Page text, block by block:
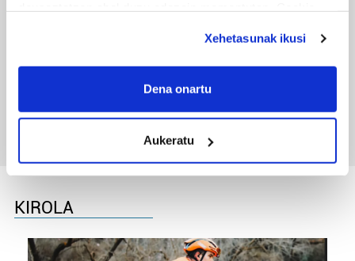
If you allow, we would also like to:
Collect information about your geographical
Identify your device by actively scanning it for
specific characteristics (fingerprinting)
and set your preferences in the
Guk eta gure bazkideek zure datu pertsonalak
Xehetasunak ikusi
Dena onartu
Aukeratu
TXIRRINDULARITZA
Tourreko goierritarrak
KIROLA